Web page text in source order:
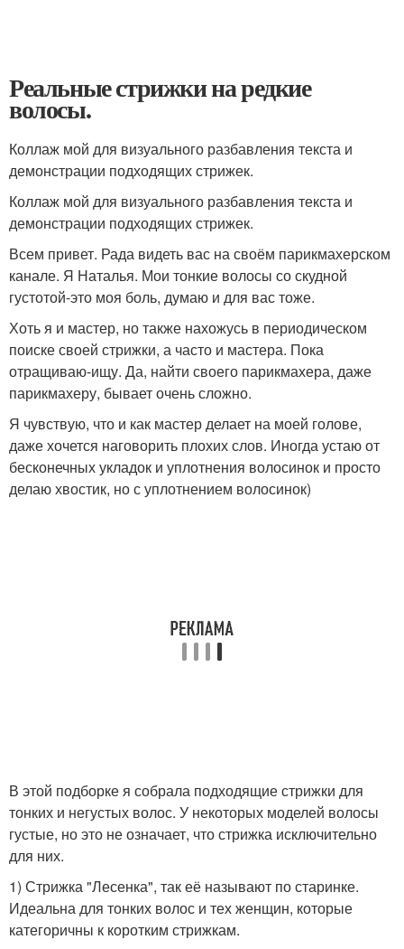
Реальные стрижки на редкие
волосы.
Коллаж мой для визуального разбавления текста и
демонстрации подходящих стрижек.
Коллаж мой для визуального разбавления текста и
демонстрации подходящих стрижек.
Всем привет. Рада видеть вас на своём парикмахерском
канале. Я Наталья. Мои тонкие волосы со скудной
густотой-это моя боль, думаю и для вас тоже.
Хоть я и мастер, но также нахожусь в периодическом
поиске своей стрижки, а часто и мастера. Пока
отращиваю-ищу. Да, найти своего парикмахера, даже
парикмахеру, бывает очень сложно.
Я чувствую, что и как мастер делает на моей голове,
даже хочется наговорить плохих слов. Иногда устаю от
бесконечных укладок и уплотнения волосинок и просто
делаю хвостик, но с уплотнением волосинок)
В этой подборке я собрала подходящие стрижки для
тонких и негустых волос. У некоторых моделей волосы
густые, но это не означает, что стрижка исключительно
для них.
1) Стрижка "Лесенка", так её называют по старинке.
Идеальна для тонких волос и тех женщин, которые
категоричны к коротким стрижкам.